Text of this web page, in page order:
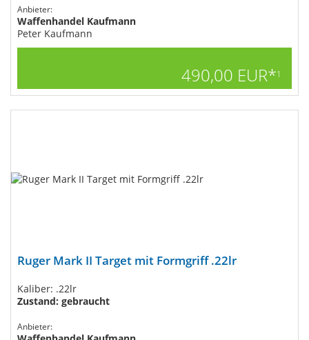
Anbieter:
Waffenhandel Kaufmann
Peter Kaufmann
490,00 EUR*1
Ruger Mark II Target mit Formgriff .22lr
Kaliber: .22lr
Zustand: gebraucht
Anbieter: